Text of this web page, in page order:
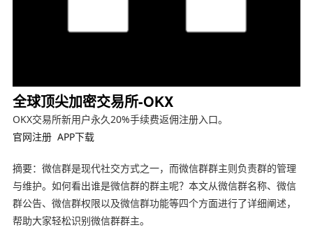
全球顶尖加密交易所-OKX
OKX交易所新用户永久20%手续费返佣注册入口。
官网注册 APP下载
摘要：微信群是现代社交方式之一，而微信群群主则负责群的管理
与维护。如何看出谁是微信群的群主呢？本文从微信群名称、微信
群公告、微信群权限以及微信群功能等四个方面进行了详细阐述，
帮助大家轻松识别微信群群主。